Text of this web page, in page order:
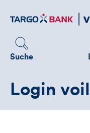
zum
Suche
Login